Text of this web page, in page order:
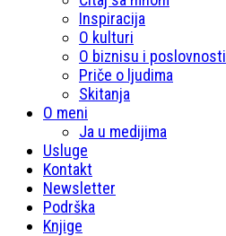
Inspiracija
O kulturi
O biznisu i poslovnosti
Priče o ljudima
Skitanja
O meni
Ja u medijima
Usluge
Kontakt
Newsletter
Podrška
Knjige